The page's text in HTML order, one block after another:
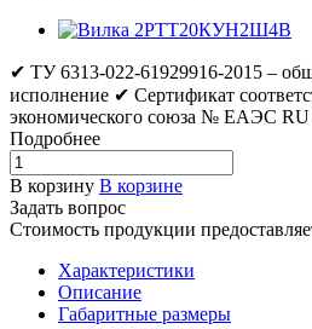
✔ ТУ 6313-022-61929916-2015 –
исполнение ✔ Сертификат
экономического союза № ЕАЭС
Подробнее
В корзину В корзине
Задать вопрос
Стоимость продукции
Характеристики
Описание
Габаритные размеры